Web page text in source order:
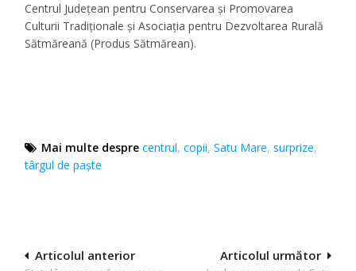
Centrul Județean pentru Conservarea și Promovarea
Culturii Tradiționale și Asociația pentru Dezvoltarea Rurală
Sătmăreană (Produs Sătmărean).
Mai multe despre centrul,copii,Satu Mare,surprize,
târgul de paște
Navigare
Articolul următor
Articolul anterior